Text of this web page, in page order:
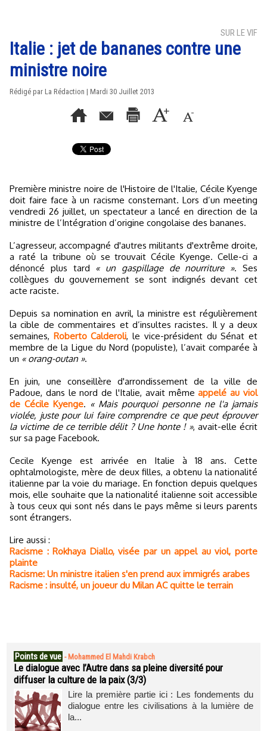
SUR LE VIF
Italie : jet de bananes contre une
ministre noire
Rédigé par La Rédaction | Mardi 30 Juillet 2013
Première ministre noire de l'Histoire de l'Italie, Cécile Kyenge
doit faire face à un racisme consternant. Lors d’un meeting
vendredi 26 juillet, un spectateur a lancé en direction de la
ministre de l’Intégration d’origine congolaise des bananes.
L’agresseur, accompagné d'autres militants d'extrême droite,
a raté la tribune où se trouvait Cécile Kyenge. Celle-ci a
dénoncé plus tard « un gaspillage de nourriture ». Ses
collègues du gouvernement se sont indignés devant cet
acte raciste.
Depuis sa nomination en avril, la ministre est régulièrement
la cible de commentaires et d’insultes racistes. Il y a deux
semaines, Roberto Calderoli, le vice-président du Sénat et
membre de la Ligue du Nord (populiste), l’avait comparée à
un « orang-outan ».
En juin, une conseillère d'arrondissement de la ville de
Padoue, dans le nord de l'Italie, avait mêmeappelé au viol
de Cécile Kyenge. « Mais pourquoi personne ne l'a jamais
violée, juste pour lui faire comprendre ce que peut éprouver
la victime de ce terrible délit ? Une honte ! », avait-elle écrit
sur sa page Facebook.
Cecile Kyenge est arrivée en Italie à 18 ans. Cette
ophtalmologiste, mère de deux filles, a obtenu la nationalité
italienne par la voie du mariage. En fonction depuis quelques
mois, elle souhaite que la nationalité italienne soit accessible
à tous ceux qui sont nés dans le pays même si leurs parents
sont étrangers.
Lire aussi :
Racisme : Rokhaya Diallo, visée par un appel au viol, porte
plainte
Racisme: Un ministre italien s'en prend aux immigrés arabes
Racisme : insulté, un joueur du Milan AC quitte le terrain
Points de vue - Mohammed El Mahdi Krabch
Le dialogue avec l’Autre dans sa pleine diversité pour
diffuser la culture de la paix (3/3)
Lire la première partie ici : Les fondements du
dialogue entre les civilisations à la lumière de
la...